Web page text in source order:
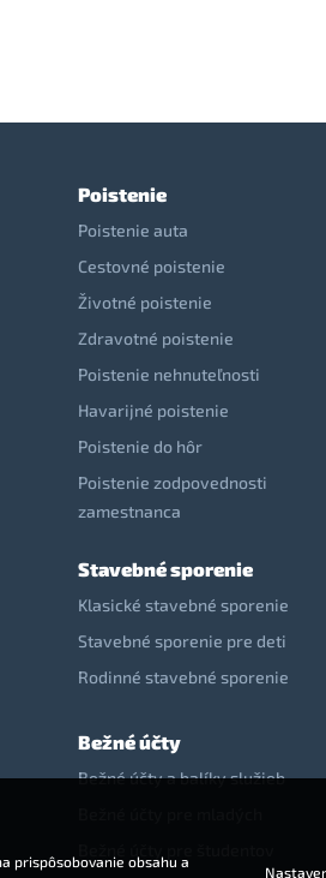
Poistenie
Poistenie auta
Cestovné poistenie
Životné poistenie
Zdravotné poistenie
Poistenie nehnuteľnosti
Havarijné poistenie
Poistenie do hôr
Poistenie zodpovednosti
zamestnanca
Stavebné sporenie
Klasické stavebné sporenie
Stavebné sporenie pre deti
Rodinné stavebné sporenie
Bežné účty
Bežné účty a balíky služieb
prispôsobovanie obsahu a